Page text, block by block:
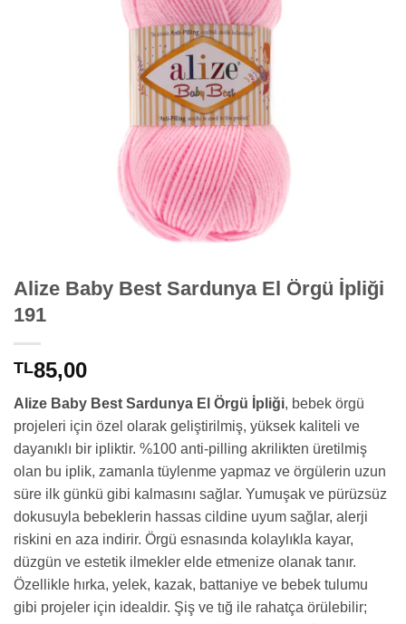
Alize Baby Best Sardunya El Örgü İpliği
191
TL85,00
Alize Baby Best Sardunya El Örgü İpliği, bebek örgü
projeleri için özel olarak geliştirilmiş, yüksek kaliteli ve
dayanıklı bir ipliktir. %100 anti-pilling akrilikten üretilmiş
olan bu iplik, zamanla tüylenme yapmaz ve örgülerin uzun
süre ilk günkü gibi kalmasını sağlar. Yumuşak ve pürüzsüz
dokusuyla bebeklerin hassas cildine uyum sağlar, alerji
riskini en aza indirir. Örgü esnasında kolaylıkla kayar,
düzgün ve estetik ilmekler elde etmenize olanak tanır.
Özellikle hırka, yelek, kazak, battaniye ve bebek tulumu
gibi projeler için idealdir. Şiş ve tığ ile rahatça örülebilir;